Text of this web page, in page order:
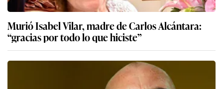
Murió Isabel Vilar, madre de Carlos Alcántara:
“gracias por todo lo que hiciste”